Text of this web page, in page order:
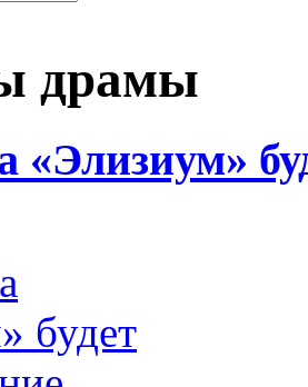
драмы